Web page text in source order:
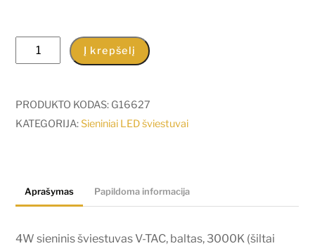
produkto
kiekis:
sieninis
šviestuvas
3000K
balta)
Į krepšelį
PRODUKTO KODAS: G16627
KATEGORIJA:Sieniniai LED šviestuvai
Aprašymas Papildoma informacija
4W sieninis šviestuvas V-TAC, baltas, 3000K (šiltai